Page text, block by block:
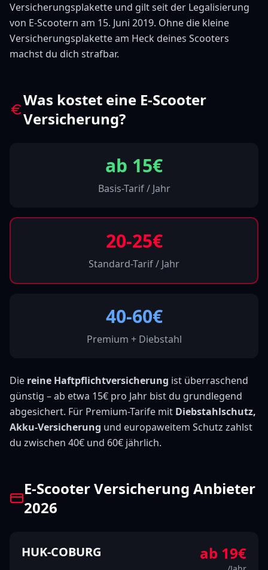
Versicherungsplakette und gilt seit der Legalisierung
von E-Scootern am 15. Juni 2019. Ohne die kleine
Versicherungsplakette am Heck deines Scooters
machst du dich strafbar.
Was kostet eine E-Scooter
Versicherung?
ab 15€
Basis-Tarif / Jahr
20-25€
Standard-Tarif / Jahr
40-60€
Premium + Diebstahl
Die reine Haftpflichtversicherung ist überraschend
günstig – ab etwa 15€ pro Jahr bist du grundlegend
abgesichert. Für Premium-Tarife mit Diebstahlschutz,
Akku-Versicherung und europaweitem Schutz zahlst
du zwischen 40€ und 60€ jährlich.
E-Scooter Versicherung Anbieter
2026
HUK-COBURG ab 19€